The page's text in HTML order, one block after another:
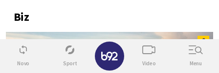
Biz
0
Novo Sport Video Menu
✕